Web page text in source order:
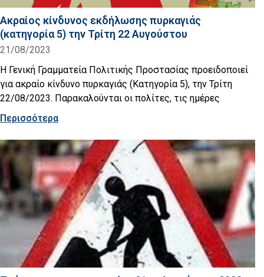
Ακραίος κίνδυνος εκδήλωσης πυρκαγιάς
(κατηγορία 5) την Τρίτη 22 Αυγούστου
21/08/2023
Η Γενική Γραμματεία Πολιτικής Προστασίας προειδοποιεί
για ακραίο κίνδυνο πυρκαγιάς (Κατηγορία 5), την Τρίτη
22/08/2023. Παρακαλούνται οι πολίτες, τις ημέρες
Περισσότερα